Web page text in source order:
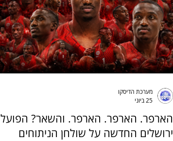
הארפר. הארפר. הארפר. והשאר? הפועל
ירושלים החדשה על שולחן הניתוחים
מערכת הדיסקו
25 ביוני